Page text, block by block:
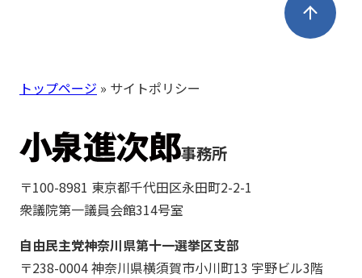
トップページ » サイトポリシー
事務所
〒100-8981 東京都千代田区永田町2-2-1
衆議院第一議員会館314号室
自由民主党神奈川県第十一選挙区支部
〒238-0004 神奈川県横須賀市小川町13 宇野ビル3階